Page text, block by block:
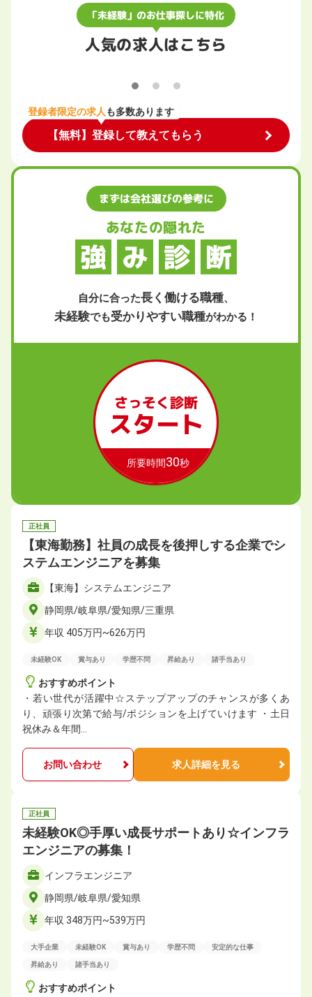
「未経験」のお仕事探しに特化
人気の求人はこちら
登録者限定の求人も多数あります
【無料】登録して教えてもらう
まずは会社選びの参考に
あなたの隠れた
強 み 診 断
自分に合った長く働ける職種、
未経験でも受かりやすい職種がわかる！
さっそく診断
スタート
所要時間30秒
正社員
【東海勤務】社員の成長を後押しする企業でシ
ステムエンジニアを募集
【東海】システムエンジニア
静岡県/岐阜県/愛知県/三重県
年収 405万円~626万円
未経験OK 賞与あり 学歴不問 昇給あり 諸手当あり
おすすめポイント
・若い世代が活躍中☆ステップアップのチャンスが多くあ
り、頑張り次第で給与/ポジションを上げていけます ・土日
祝休み＆年間…
お問い合わせ 求人詳細を見る
正社員
未経験OK◎手厚い成長サポートあり☆インフラ
エンジニアの募集！
インフラエンジニア
静岡県/岐阜県/愛知県
年収 348万円~539万円
大手企業 未経験OK 賞与あり 学歴不問 安定的な仕事
昇給あり 諸手当あり
おすすめポイント